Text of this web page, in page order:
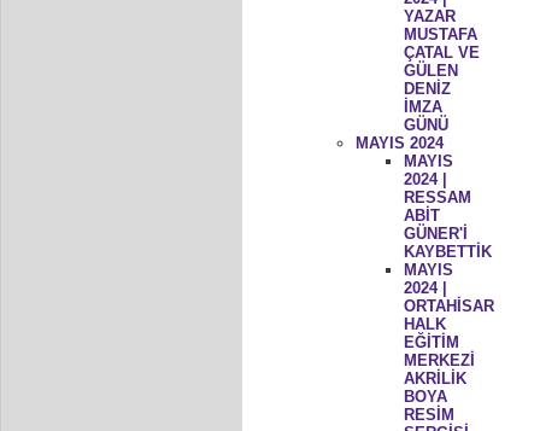
YAZAR
MUSTAFA
ÇATAL VE
GÜLEN
DENİZ
İMZA
GÜNÜ
MAYIS 2024
MAYIS
2024 |
RESSAM
ABİT
GÜNER'İ
KAYBETTİK
MAYIS
2024 |
ORTAHİSAR
HALK
EĞİTİM
MERKEZİ
AKRİLİK
BOYA
RESİM